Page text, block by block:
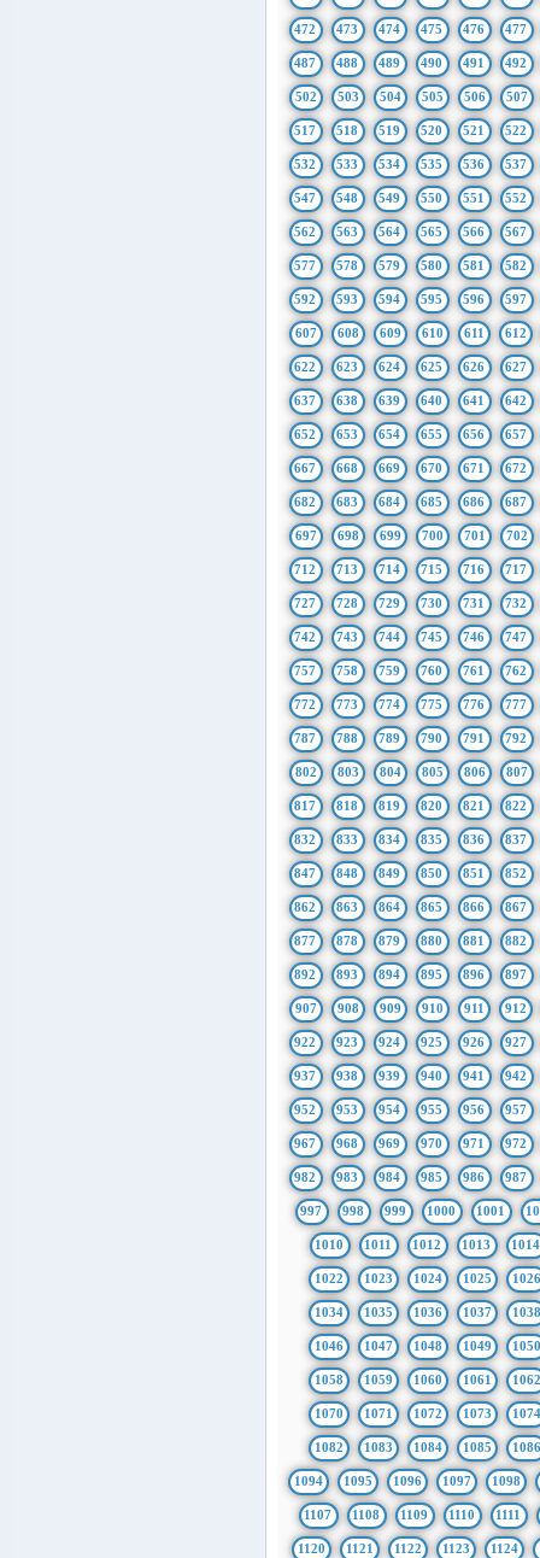
472 473 474 475 476 477
487 488 489 490 491 492
502 503 504 505 506 507
517 518 519 520 521 522
532 533 534 535 536 537
547 548 549 550 551 552
562 563 564 565 566 567
577 578 579 580 581 582
592 593 594 595 596 597
607 608 609 610 611 612
622 623 624 625 626 627
637 638 639 640 641 642
652 653 654 655 656 657
667 668 669 670 671 672
682 683 684 685 686 687
697 698 699 700 701 702
712 713 714 715 716 717
727 728 729 730 731 732
742 743 744 745 746 747
757 758 759 760 761 762
772 773 774 775 776 777
787 788 789 790 791 792
802 803 804 805 806 807
817 818 819 820 821 822
832 833 834 835 836 837
847 848 849 850 851 852
862 863 864 865 866 867
877 878 879 880 881 882
892 893 894 895 896 897
907 908 909 910 911 912
922 923 924 925 926 927
937 938 939 940 941 942
952 953 954 955 956 957
967 968 969 970 971 972
982 983 984 985 986 987
997 998 999 1000 1001
1010 1011 1012 1013 1014
1022 1023 1024 1025 1026
1034 1035 1036 1037 1038
1046 1047 1048 1049 1050
1058 1059 1060 1061 1062
1070 1071 1072 1073 1074
1082 1083 1084 1085 1086
1094 1095 1096 1097 1098
1107 1108 1109 1110 1111
1120 1121 1122 1123 1124